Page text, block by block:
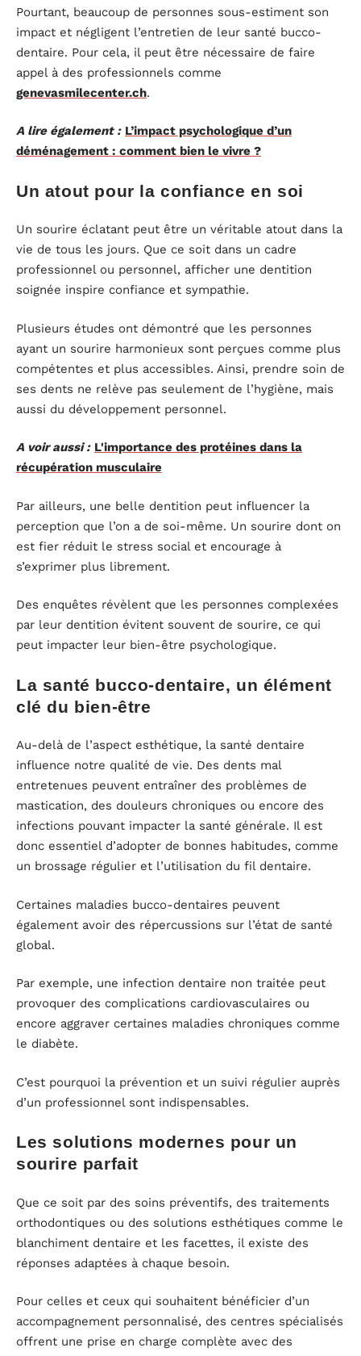
Pourtant, beaucoup de personnes sous-estiment son
impact et négligent l’entretien de leur santé bucco-
dentaire. Pour cela, il peut être nécessaire de faire
appel à des professionnels comme
genevasmilecenter.ch.
A lire également : L’impact psychologique d’un
déménagement : comment bien le vivre ?
Un atout pour la confiance en soi
Un sourire éclatant peut être un véritable atout dans la
vie de tous les jours. Que ce soit dans un cadre
professionnel ou personnel, afficher une dentition
soignée inspire confiance et sympathie.
Plusieurs études ont démontré que les personnes
ayant un sourire harmonieux sont perçues comme plus
compétentes et plus accessibles. Ainsi, prendre soin de
ses dents ne relève pas seulement de l’hygiène, mais
aussi du développement personnel.
A voir aussi : L'importance des protéines dans la
récupération musculaire
Par ailleurs, une belle dentition peut influencer la
perception que l’on a de soi-même. Un sourire dont on
est fier réduit le stress social et encourage à
s’exprimer plus librement.
Des enquêtes révèlent que les personnes complexées
par leur dentition évitent souvent de sourire, ce qui
peut impacter leur bien-être psychologique.
La santé bucco-dentaire, un élément
clé du bien-être
Au-delà de l’aspect esthétique, la santé dentaire
influence notre qualité de vie. Des dents mal
entretenues peuvent entraîner des problèmes de
mastication, des douleurs chroniques ou encore des
infections pouvant impacter la santé générale. Il est
donc essentiel d’adopter de bonnes habitudes, comme
un brossage régulier et l’utilisation du fil dentaire.
Certaines maladies bucco-dentaires peuvent
également avoir des répercussions sur l’état de santé
global.
Par exemple, une infection dentaire non traitée peut
provoquer des complications cardiovasculaires ou
encore aggraver certaines maladies chroniques comme
le diabète.
C’est pourquoi la prévention et un suivi régulier auprès
d’un professionnel sont indispensables.
Les solutions modernes pour un
sourire parfait
Que ce soit par des soins préventifs, des traitements
orthodontiques ou des solutions esthétiques comme le
blanchiment dentaire et les facettes, il existe des
réponses adaptées à chaque besoin.
Pour celles et ceux qui souhaitent bénéficier d’un
accompagnement personnalisé, des centres spécialisés
offrent une prise en charge complète avec des